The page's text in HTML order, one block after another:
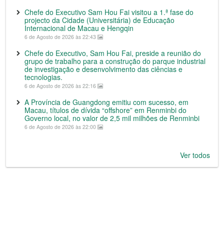
Chefe do Executivo Sam Hou Fai visitou a 1.ª fase do
projecto da Cidade (Universitária) de Educação
Internacional de Macau e Hengqin
6 de Agosto de 2026 às 22:43
Chefe do Executivo, Sam Hou Fai, preside a reunião do
grupo de trabalho para a construção do parque industrial
de investigação e desenvolvimento das ciências e
tecnologias.
6 de Agosto de 2026 às 22:16
A Província de Guangdong emitiu com sucesso, em
Macau, títulos de dívida “offshore” em Renminbi do
Governo local, no valor de 2,5 mil milhões de Renminbi
6 de Agosto de 2026 às 22:00
Ver todos